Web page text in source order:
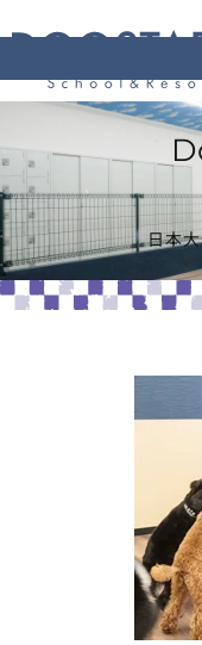
日本